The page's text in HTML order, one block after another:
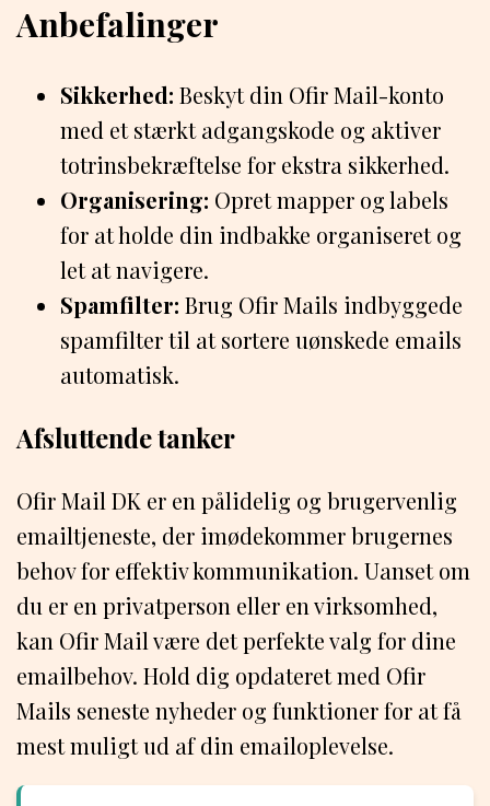
Anbefalinger
Sikkerhed: Beskyt din Ofir Mail-konto
med et stærkt adgangskode og aktiver
totrinsbekræftelse for ekstra sikkerhed.
Organisering: Opret mapper og labels
for at holde din indbakke organiseret og
let at navigere.
Spamfilter: Brug Ofir Mails indbyggede
spamfilter til at sortere uønskede emails
automatisk.
Afsluttende tanker
Ofir Mail DK er en pålidelig og brugervenlig
emailtjeneste, der imødekommer brugernes
behov for effektiv kommunikation. Uanset om
du er en privatperson eller en virksomhed,
kan Ofir Mail være det perfekte valg for dine
emailbehov. Hold dig opdateret med Ofir
Mails seneste nyheder og funktioner for at få
mest muligt ud af din emailoplevelse.